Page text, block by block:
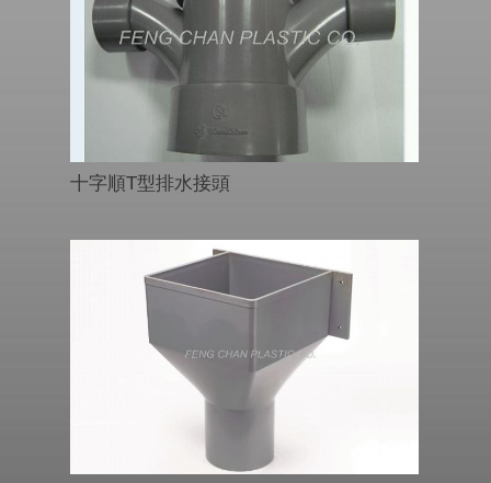
十字順T型排水接頭